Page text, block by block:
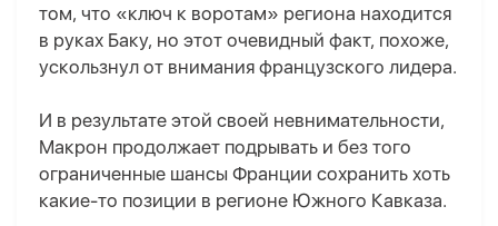
том, что «ключ к воротам» региона находится
в руках Баку, но этот очевидный факт, похоже,
ускользнул от внимания французского лидера.
И в результате этой своей невнимательности,
Макрон продолжает подрывать и без того
ограниченные шансы Франции сохранить хоть
какие-то позиции в регионе Южного Кавказа.